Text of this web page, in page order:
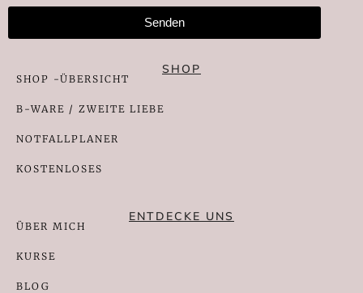
Senden
SHOP
SHOP -ÜBERSICHT
B-WARE / ZWEITE LIEBE
NOTFALLPLANER
KOSTENLOSES
ENTDECKE UNS
ÜBER MICH
KURSE
BLOG